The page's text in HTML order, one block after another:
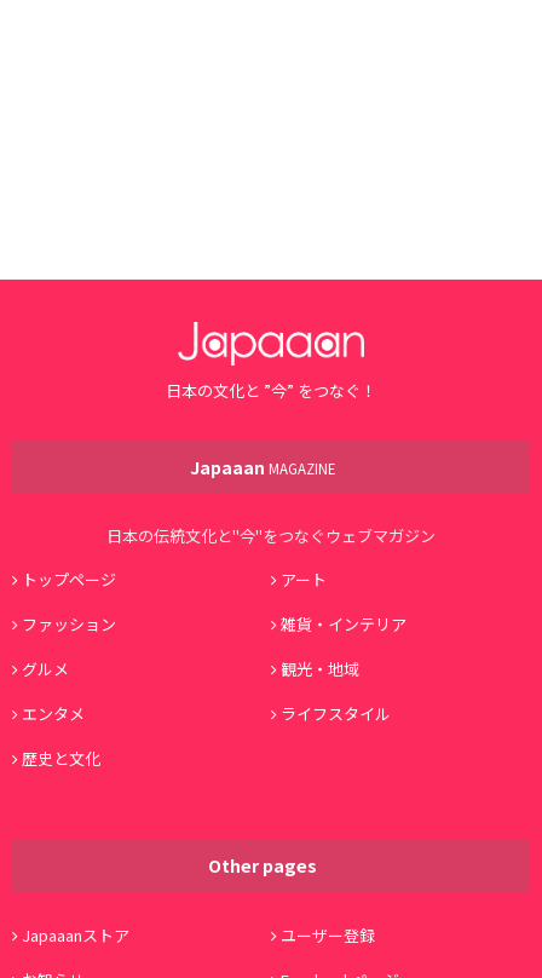
日本の文化と ”今” をつなぐ！
Japaaan MAGAZINE
日本の伝統文化と"今"をつなぐウェブマガジン
トップページ
アート
ファッション
雑貨・インテリア
グルメ
観光・地域
エンタメ
ライフスタイル
歴史と文化
Other pages
Japaaanストア
ユーザー登録